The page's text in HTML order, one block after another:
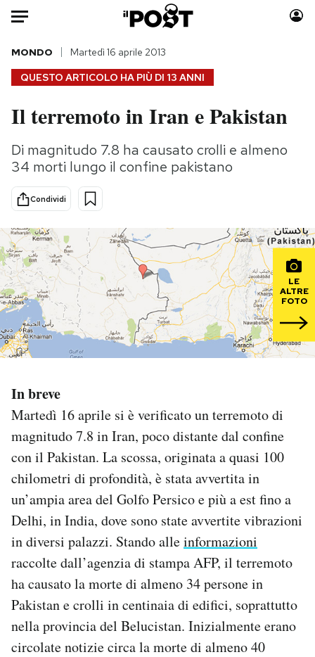
Auto
HOME
Italia
Politica
Tecnologia
Internet
Cultura
Economia
Sport
Moda
Consumismi
Europa
Altrecose
Mondiali calcio 2026
PODCAST
NEWSLETTER
I MIEI PREFERITI
SHOP
CALENDARIO
AREA PERSONALE
Area Personale
Newsletter
Notifiche mobile
QUESTO ARTICOLO HA PIÙ DI 13 ANNI
MONDO Martedì 16 aprile 2013
Il terremoto in Iran e Pakistan
Di magnitudo 7.8 ha causato crolli e almeno
34 morti lungo il confine pakistano
Condividi
LE
ALTRE
FOTO
In breve
Martedì 16 aprile si è verificato un terremoto di
magnitudo 7.8 in Iran, poco distante dal confine
con il Pakistan. La scossa, originata a quasi 100
chilometri di profondità, è stata avvertita in
un’ampia area del Golfo Persico e più a est fino a
Delhi, in India, dove sono state avvertite vibrazioni
in diversi palazzi. Stando alleinformazioni
raccolte dall’agenzia di stampa AFP, il terremoto
ha causato la morte di almeno 34 persone in
Pakistan e crolli in centinaia di edifici, soprattutto
nella provincia del Belucistan. Inizialmente erano
circolate notizie circa la morte di almeno 40